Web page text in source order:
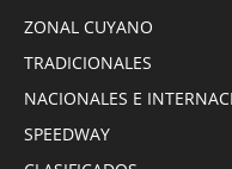
ZONAL CUYANO
TRADICIONALES
NACIONALES E
SPEEDWAY